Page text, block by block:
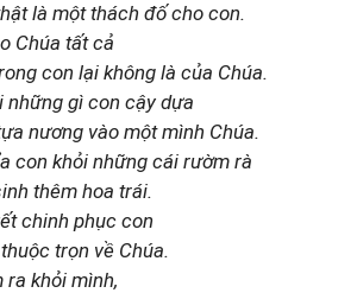
là một thách đố cho con.
Chúa tất cả
con lại không là của Chúa.
những gì con cậy dựa
nương vào một mình Chúa.
con khỏi những cái rườm rà
thêm hoa trái.
chinh phục con
trọn về Chúa.
ra khỏi mình,